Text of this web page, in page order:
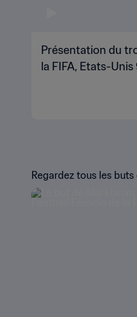
Présentation du
la FIFA, Etats-Unis
Regardez tous les